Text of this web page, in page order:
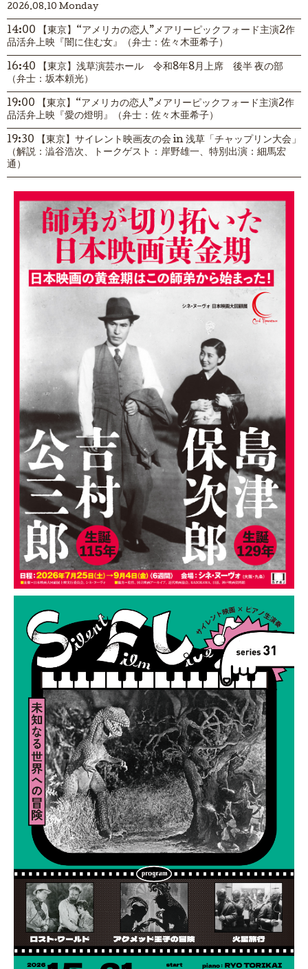
2026.08.10 Monday
14:00 【東京】“アメリカの恋人”メアリーピックフォード主演2作
品活弁上映『闇に住む女』（弁士：佐々木亜希子）
16:40 【東京】浅草演芸ホール 令和8年8月上席 後半 夜の部
（弁士：坂本頼光）
19:00 【東京】“アメリカの恋人”メアリーピックフォード主演2作
品活弁上映『愛の燈明』（弁士：佐々木亜希子）
19:30 【東京】サイレント映画友の会 in 浅草「チャップリン大会」
（解説：澁谷浩次、トークゲスト：岸野雄一、特別出演：細馬宏
通）